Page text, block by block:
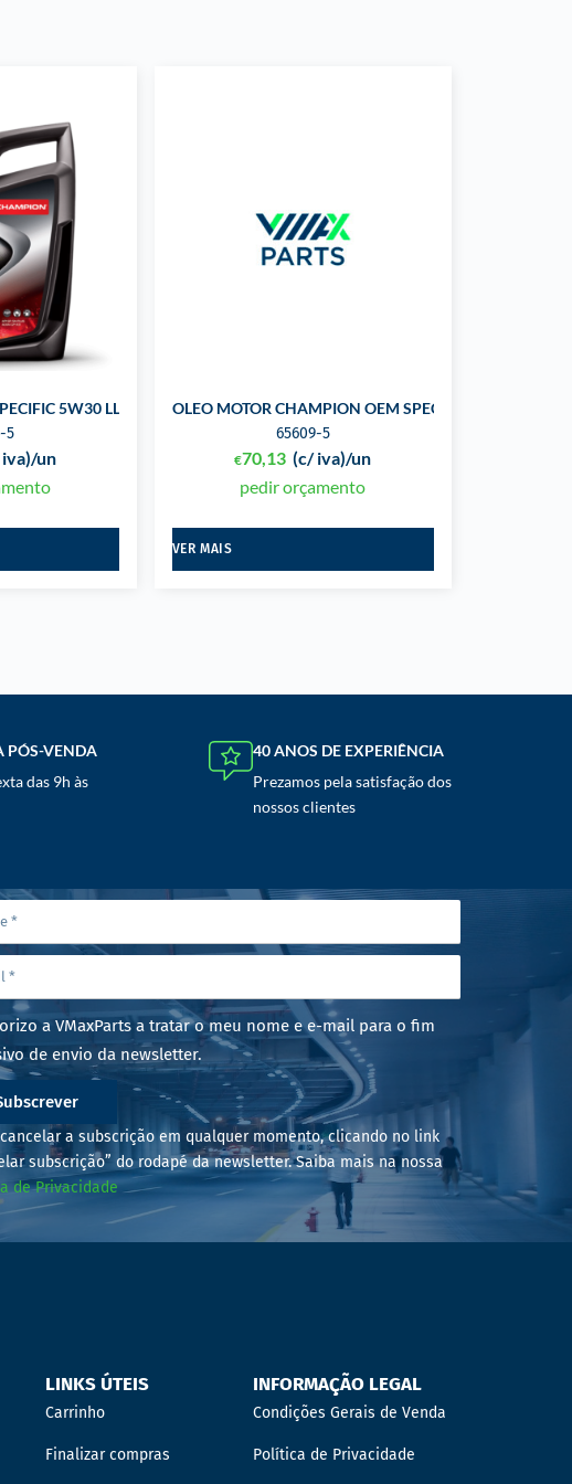
5W30 LL C3 VW504/507 5L
5
/un
OLEO MOTOR CHAMPION OEM SPECIFIC 5W30 MS-F
65609-5
€70,13 (c/ iva)/un
pedir orçamento
VER MAIS
PÓS-VENDA
das 9h às
40 ANOS DE EXPERIÊNCIA
Prezamos pela satisfação dos
nossos clientes
a VMaxParts a tratar o meu nome e e-mail para o fim
de envio da newsletter.
a subscrição em qualquer momento, clicando no link
subscrição” do rodapé da newsletter. Saiba mais na nossa
de Privacidade
LINKS ÚTEIS
Carrinho
Finalizar compras
INFORMAÇÃO LEGAL
Condições Gerais de Venda
Política de Privacidade